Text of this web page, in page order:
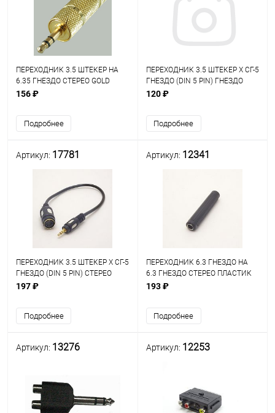
ПЕРЕХОДНИК 3.5 ШТЕКЕР НА
6.35 ГНЕЗДО СТЕРЕО GOLD
PREMIER 2-106G
156 ₽
Подробнее
ПЕРЕХОДНИК 3.5 ШТЕКЕР Х СГ-5
ГНЕЗДО (DIN 5 PIN) ГНЕЗДО
СТЕРЕО ПЛАСТИК с кабелем
120 ₽
Подробнее
Артикул: 17781
ПЕРЕХОДНИК 3.5 ШТЕКЕР Х СГ-5
ГНЕЗДО (DIN 5 PIN) СТЕРЕО
ПЛАСТИК с кабелем 0,3м (2-
ОКНА GOLD MIDI
197 ₽
Подробнее
Артикул: 12341
ПЕРЕХОДНИК 6.3 ГНЕЗДО НА
6.3 ГНЕЗДО СТЕРЕО ПЛАСТИК
193 ₽
Подробнее
Артикул: 13276 Артикул: 12253